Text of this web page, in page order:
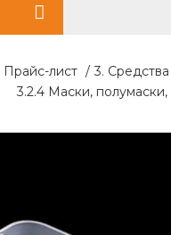
Прайс-лист / 3.
3.2.4 Маски,